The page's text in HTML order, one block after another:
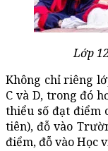
Lớp
Không chỉ riêng
C và D, trong đó
thiểu số đạt điểm
tiên), đỗ vào
điểm, đỗ vào Học